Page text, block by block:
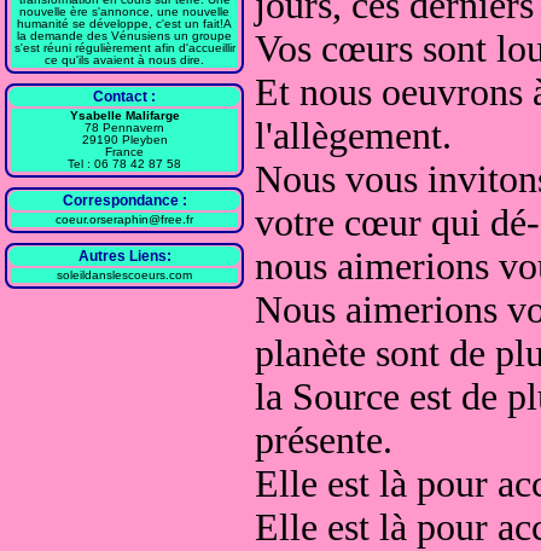
nouvelle ère s'annonce, une nouvelle
humanité se développe, c'est un fait!A
la demande des Vénusiens un groupe
s'est réuni régulièrement afin d'accueillir
ce qu'ils avaient à nous dire.
Contact :
Ysabelle Malifarge
78 Pennavern
29190 Pleyben
France
Tel : 06 78 42 87 58
Correspondance :
coeur.orseraphin@free.fr
Autres Liens:
soleildanslescoeurs.com
Vos cœurs sont
Et nous oeuvrons
l'allègement.
Nous vous
votre cœur qui
nous aimerions
Nous aimerions
planète sont de
la Source est de
présente.
Elle est là pour
Elle est là pour